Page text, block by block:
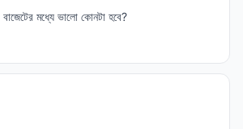
মধ্যে ভালো কোনটা হবে?